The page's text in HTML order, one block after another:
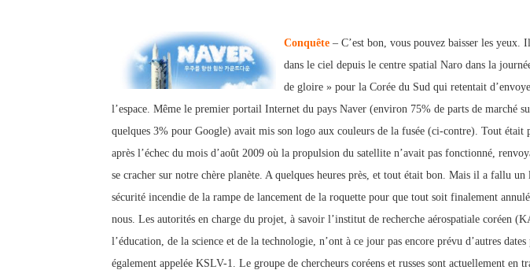
Conquête – C’est bon, vous pouvez baisser les yeux.
dans le ciel depuis le centre spatial Naro dans la
de gloire » pour la Corée du Sud qui retentait
l’espace. Même le premier portail Internet du pays Naver (environ 75% de parts de marché
quelques 3% pour Google) avait mis son logo aux couleurs de la fusée (ci-contre). Tout était
après l’échec du mois d’août 2009 où la propulsion du satellite n’avait pas fonctionné,
se cracher sur notre chère planète. A quelques heures près, et tout était bon. Mais il a fallu un
sécurité incendie de la rampe de lancement de la roquette pour que tout soit finalement
nous. Les autorités en charge du projet, à savoir l’institut de recherche aérospatiale coréen
l’éducation, de la science et de la technologie, n’ont à ce jour pas encore prévu d’autres
également appelée KSLV-1. Le groupe de chercheurs coréens et russes sont actuellement en